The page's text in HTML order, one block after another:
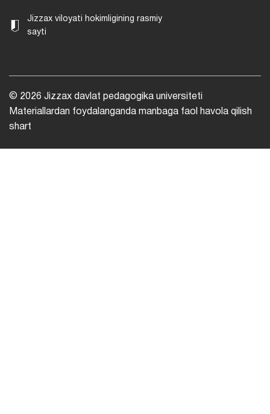
Jizzax viloyati hokimligining rasmiy
sayti
© 2026 Jizzax davlat pedagogika universiteti
Materiallardan foydalanganda manbaga faol havola qilish
shart